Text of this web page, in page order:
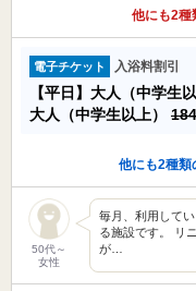
他にも2種
電子チケット 入浴料割引
【平日】大人（中学生
大人（中学生以上）
他にも2種類
50代～
女性
毎月、利用して
る施設です。 リ
が…